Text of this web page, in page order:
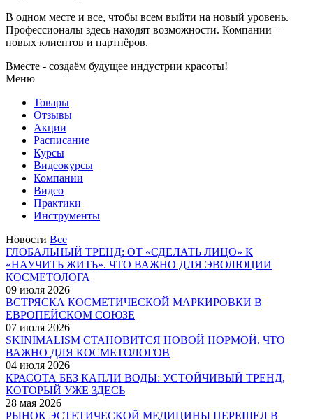
В одном месте и все, чтобы всем выйти на новый уровень.
Профессионалы здесь находят возможности. Компании –
новых клиентов и партнёров.
Вместе - создаём будущее индустрии красоты!
Меню
Товары
Отзывы
Акции
Расписание
Курсы
Видеокурсы
Компании
Видео
Практики
Инструменты
Новости Все
ГЛОБАЛЬНЫЙ ТРЕНД: ОТ «СДЕЛАТЬ ЛИЦО» К
«НАУЧИТЬ ЖИТЬ». ЧТО ВАЖНО ДЛЯ ЭВОЛЮЦИИ
КОСМЕТОЛОГА
09 июля 2026
ВСТРЯСКА КОСМЕТИЧЕСКОЙ МАРКИРОВКИ В
ЕВРОПЕЙСКОМ СОЮЗЕ
07 июля 2026
SKINIMALISM СТАНОВИТСЯ НОВОЙ НОРМОЙ. ЧТО
ВАЖНО ДЛЯ КОСМЕТОЛОГОВ
04 июля 2026
КРАСОТА БЕЗ КАПЛИ ВОДЫ: УСТОЙЧИВЫЙ ТРЕНД,
КОТОРЫЙ УЖЕ ЗДЕСЬ
28 мая 2026
РЫНОК ЭСТЕТИЧЕСКОЙ МЕДИЦИНЫ ПЕРЕШЕЛ В